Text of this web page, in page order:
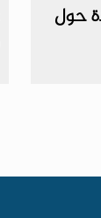
حول